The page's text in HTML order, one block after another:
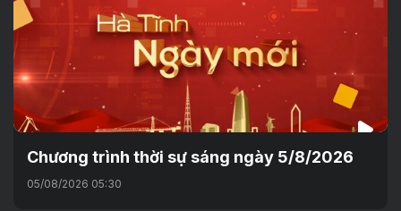
Chương trình thời sự sáng ngày 5/8/2026
05/08/2026 05:30